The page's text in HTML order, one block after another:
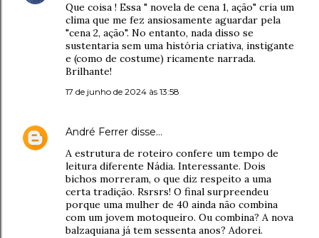
Que coisa ! Essa " novela de cena 1, ação" cria um
clima que me fez ansiosamente aguardar pela
"cena 2, ação". No entanto, nada disso se
sustentaria sem uma história criativa, instigante
e (como de costume) ricamente narrada.
Brilhante!
17 de junho de 2024 às 13:58
André Ferrer disse…
A estrutura de roteiro confere um tempo de
leitura diferente Nádia. Interessante. Dois
bichos morreram, o que diz respeito a uma
certa tradição. Rsrsrs! O final surpreendeu
porque uma mulher de 40 ainda não combina
com um jovem motoqueiro. Ou combina? A nova
balzaquiana já tem sessenta anos? Adorei.